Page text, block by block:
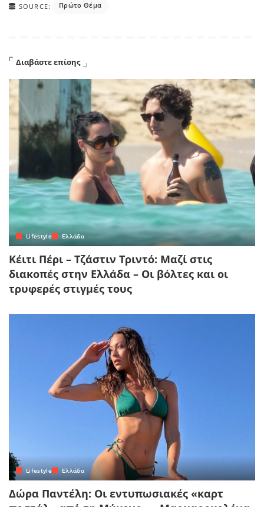
SOURCE: Πρώτο Θέμα
Διαβάστε επίσης
Lifestyle Ελλάδα
Κέιτι Πέρι – Τζάστιν Τριντό: Μαζί στις
διακοπές στην Ελλάδα – Οι βόλτες και οι
τρυφερές στιγμές τους
Lifestyle Ελλάδα
Δώρα Παντέλη: Οι εντυπωσιακές «καρτ